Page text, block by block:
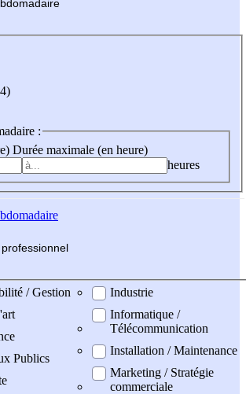
madaire
:
Durée maximale (en heure)
heures
fessionnel
/ Gestion
Publics
Industrie
Informatique /
Télécommunication
Installation / Maintenance
Marketing / Stratégie
commerciale